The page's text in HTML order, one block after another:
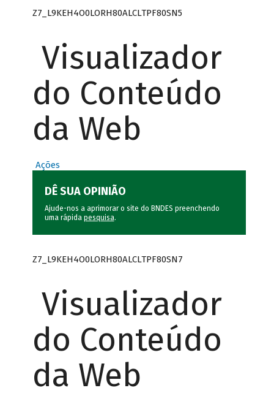
Z7_L9KEH4O0LORH80ALCLTPF80SN5
Visualizador
do Conteúdo
da Web
Ações
DÊ SUA OPINIÃO
Ajude-nos a aprimorar o site do BNDES preenchendo
uma rápida pesquisa.
Z7_L9KEH4O0LORH80ALCLTPF80SN7
Visualizador
do Conteúdo
da Web